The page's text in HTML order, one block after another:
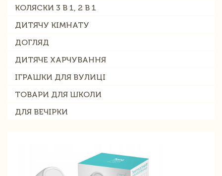
КОЛЯСКИ 3 В 1, 2 В 1
ДИТЯЧУ КІМНАТУ
ДОГЛЯД
ДИТЯЧЕ ХАРЧУВАННЯ
ІГРАШКИ ДЛЯ ВУЛИЦІ
ТОВАРИ ДЛЯ ШКОЛИ
ДЛЯ ВЕЧІРКИ